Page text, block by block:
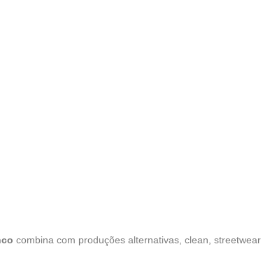
combina com produções alternativas, clean, streetwear